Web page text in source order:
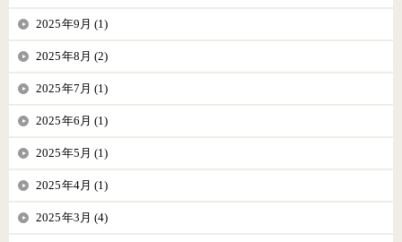
2025年9月 (1)
2025年8月 (2)
2025年7月 (1)
2025年6月 (1)
2025年5月 (1)
2025年4月 (1)
2025年3月 (4)